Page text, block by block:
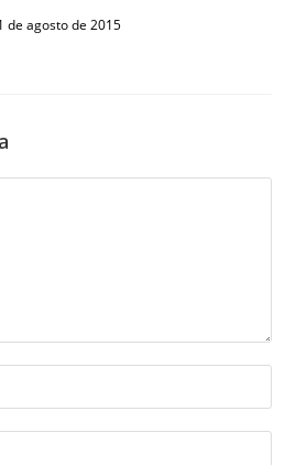
de agosto de 2015